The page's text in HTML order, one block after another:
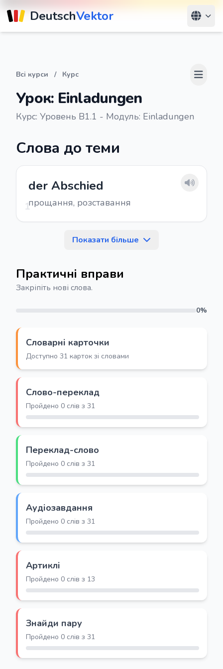
DeutschVektor
Всі курси / Курс
Урок: Einladungen
Курс: Уровень В1.1 - Модуль: Einladungen
Слова до теми
der Abschied
прощання, розставання
1
Показати більше
Практичні вправи
Закріпіть нові слова.
0%
Словарні карточки
Доступно 31 карток зі словами
Слово-переклад
Пройдено 0 слів з 31
Переклад-слово
Пройдено 0 слів з 31
Аудіозавдання
Пройдено 0 слів з 31
Артиклі
Пройдено 0 слів з 13
Знайди пару
Пройдено 0 слів з 31